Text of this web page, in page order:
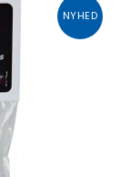
NYHED